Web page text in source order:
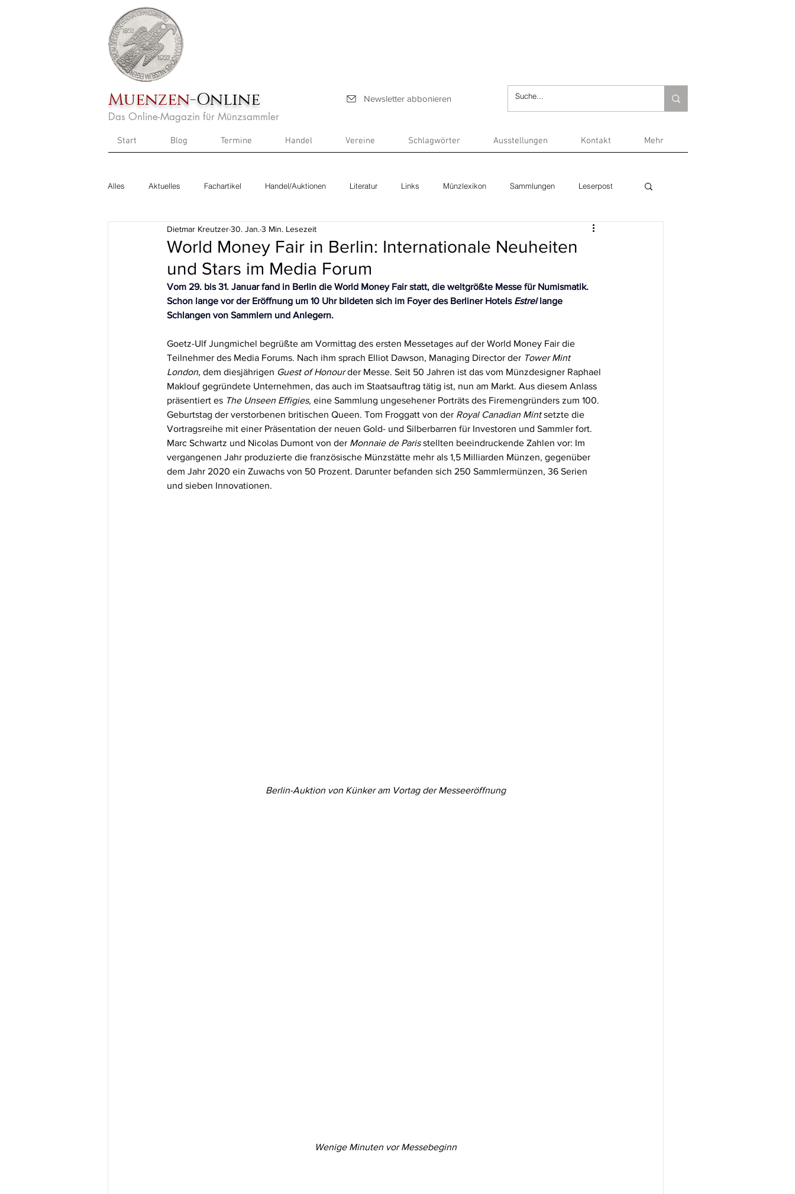
Muenzen-Online Newsletter abbonieren
Das Online-Magazin für Münzsammler
Start Blog Termine Handel Vereine Schlagwörter Ausstellungen Kontakt Mehr
Alles Aktuelles Fachartikel Handel/Auktionen Literatur Links Münzlexikon Sammlungen Leserpost
World Money Fair in Berlin: Internationale Neuheiten
und Stars im Media Forum
Dietmar Kreutzer30. Jan. 3 Min. Lesezeit
Vom 29. bis 31. Januar fand in Berlin die World Money Fair statt, die weltgrößte Messe für Numismatik.
Schon lange vor der Eröffnung um 10 Uhr bildeten sich im Foyer des Berliner Hotels Estrel lange
Schlangen von Sammlern und Anlegern.
Goetz-Ulf Jungmichel begrüßte am Vormittag des ersten Messetages auf der World Money Fair die
Teilnehmer des Media Forums. Nach ihm sprach Elliot Dawson, Managing Director der Tower Mint
London, dem diesjährigen Guest of Honour der Messe. Seit 50 Jahren ist das vom Münzdesigner Raphael
Maklouf gegründete Unternehmen, das auch im Staatsauftrag tätig ist, nun am Markt. Aus diesem Anlass
präsentiert es The Unseen Effigies, eine Sammlung ungesehener Porträts des Firemengründers zum 100.
Geburtstag der verstorbenen britischen Queen. Tom Froggatt von der Royal Canadian Mint setzte die
Vortragsreihe mit einer Präsentation der neuen Gold- und Silberbarren für Investoren und Sammler fort.
Marc Schwartz und Nicolas Dumont von der Monnaie de Paris stellten beeindruckende Zahlen vor: Im
vergangenen Jahr produzierte die französische Münzstätte mehr als 1,5 Milliarden Münzen, gegenüber
dem Jahr 2020 ein Zuwachs von 50 Prozent. Darunter befanden sich 250 Sammlermünzen, 36 Serien
und sieben Innovationen.
Berlin-Auktion von Künker am Vortag der Messeeröffnung
Wenige Minuten vor Messebeginn